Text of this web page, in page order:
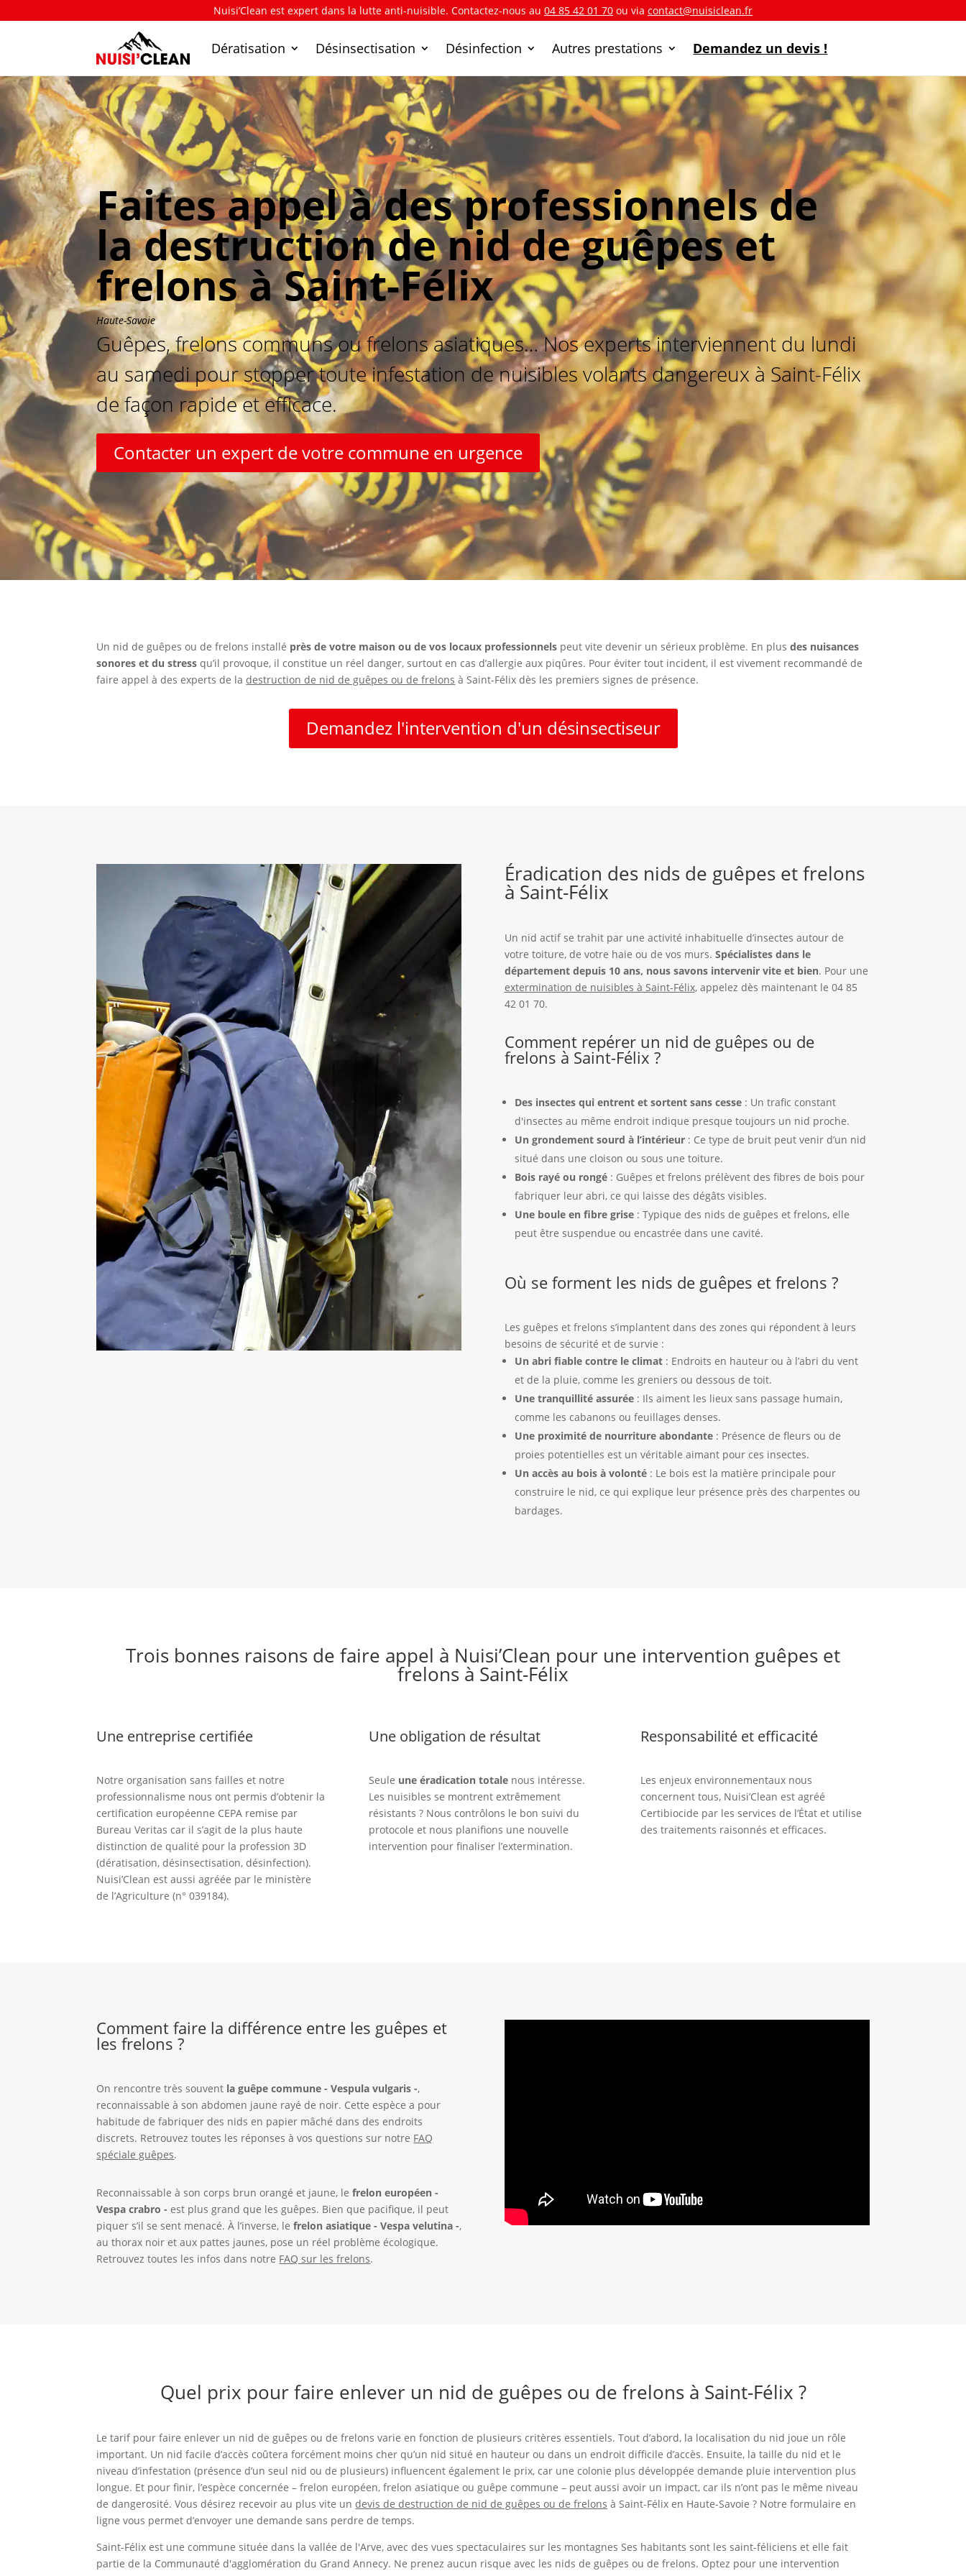
Nuisi’Clean est expert dans la lutte anti-nuisible. Contactez-nous au 04 85 42 01 70 ou via contact@nuisiclean.fr
Dératisation Désinsectisation Désinfection Autres prestations Demandez un devis !
Faites appel à des professionnels de
la destruction de nid de guêpes et
frelons à Saint-Félix
Haute-Savoie
Guêpes, frelons communs ou frelons asiatiques… Nos experts interviennent du lundi
au samedi pour stopper toute infestation de nuisibles volants dangereux à Saint-Félix
de façon rapide et efficace.
Contacter un expert de votre commune en urgence
Un nid de guêpes ou de frelons installé près de votre maison ou de vos locaux professionnels peut vite devenir un sérieux problème. En plusdes nuisances
sonores et du stress qu’il provoque, il constitue un réel danger, surtout en cas d’allergie aux piqûres. Pour éviter tout incident, il est vivement recommandé de
faire appel à des experts de ladestruction de nid de guêpes ou de frelons à Saint-Félix dès les premiers signes de présence.
Demandez l'intervention d'un désinsectiseur
Éradication des nids de guêpes et frelons
à Saint-Félix
Un nid actif se trahit par une activité inhabituelle d’insectes autour de
votre toiture, de votre haie ou de vos murs. Spécialistes dans le
département depuis 10 ans, nous savons intervenir vite et bien. Pour une
extermination de nuisibles à Saint-Félix, appelez dès maintenant le 04 85
42 01 70.
Comment repérer un nid de guêpes ou de
frelons à Saint-Félix ?
Des insectes qui entrent et sortent sans cesse: Un trafic constant
d'insectes au même endroit indique presque toujours un nid proche.
Un grondement sourd à l’intérieur: Ce type de bruit peut venir d’un nid
situé dans une cloison ou sous une toiture.
Bois rayé ou rongé: Guêpes et frelons prélèvent des fibres de bois pour
fabriquer leur abri, ce qui laisse des dégâts visibles.
Une boule en fibre grise: Typique des nids de guêpes et frelons, elle
peut être suspendue ou encastrée dans une cavité.
Où se forment les nids de guêpes et frelons ?
Les guêpes et frelons s’implantent dans des zones qui répondent à leurs
besoins de sécurité et de survie :
Un abri fiable contre le climat: Endroits en hauteur ou à l’abri du vent
et de la pluie, comme les greniers ou dessous de toit.
Une tranquillité assurée: Ils aiment les lieux sans passage humain,
comme les cabanons ou feuillages denses.
Une proximité de nourriture abondante: Présence de fleurs ou de
proies potentielles est un véritable aimant pour ces insectes.
Un accès au bois à volonté: Le bois est la matière principale pour
construire le nid, ce qui explique leur présence près des charpentes ou
bardages.
Trois bonnes raisons de faire appel à Nuisi’Clean pour une intervention guêpes et
frelons à Saint-Félix
Une entreprise certifiée
Notre organisation sans failles et notre
professionnalisme nous ont permis d’obtenir la
certification européenne CEPA remise par
Bureau Veritas car il s’agit de la plus haute
distinction de qualité pour la profession 3D
(dératisation, désinsectisation, désinfection).
Nuisi’Clean est aussi agréée par le ministère
de l’Agriculture (n° 039184).
Une obligation de résultat
Seule une éradication totalenous intéresse.
Les nuisibles se montrent extrêmement
résistants ? Nous contrôlons le bon suivi du
protocole et nous planifions une nouvelle
intervention pour finaliser l’extermination.
Responsabilité et efficacité
Les enjeux environnementaux nous
concernent tous, Nuisi’Clean est agréé
Certibiocide par les services de l’État et utilise
des traitements raisonnés et efficaces.
Comment faire la différence entre les guêpes et
les frelons ?
On rencontre très souvent la guêpe commune - Vespula vulgaris -,
reconnaissable à son abdomen jaune rayé de noir. Cette espèce a pour
habitude de fabriquer des nids en papier mâché dans des endroits
discrets. Retrouvez toutes les réponses à vos questions sur notre FAQ
spéciale guêpes.
Reconnaissable à son corps brun orangé et jaune, lefrelon européen -
Vespa crabro - est plus grand que les guêpes. Bien que pacifique, il peut
piquer s’il se sent menacé. À l’inverse, lefrelon asiatique - Vespa velutina -,
au thorax noir et aux pattes jaunes, pose un réel problème écologique.
Retrouvez toutes les infos dans notre FAQ sur les frelons.
Quel prix pour faire enlever un nid de guêpes ou de frelons à Saint-Félix ?
Le tarif pour faire enlever un nid de guêpes ou de frelons varie en fonction de plusieurs critères essentiels. Tout d’abord, la localisation du nid joue un rôle
important. Un nid facile d’accès coûtera forcément moins cher qu’un nid situé en hauteur ou dans un endroit difficile d’accès. Ensuite, la taille du nid et le
niveau d’infestation (présence d’un seul nid ou de plusieurs) influencent également le prix, car une colonie plus développée demande pluie intervention plus
longue. Et pour finir, l’espèce concernée – frelon européen, frelon asiatique ou guêpe commune – peut aussi avoir un impact, car ils n’ont pas le même niveau
de dangerosité. Vous désirez recevoir au plus vite undevis de destruction de nid de guêpes ou de frelons à Saint-Félix en Haute-Savoie ? Notre formulaire en
ligne vous permet d’envoyer une demande sans perdre de temps.
Saint-Félix est une commune située dans la vallée de l'Arve, avec des vues spectaculaires sur les montagnes Ses habitants sont les saint-féliciens et elle fait
partie de la Communauté d'agglomération du Grand Annecy. Ne prenez aucun risque avec les nids de guêpes ou de frelons. Optez pour une intervention